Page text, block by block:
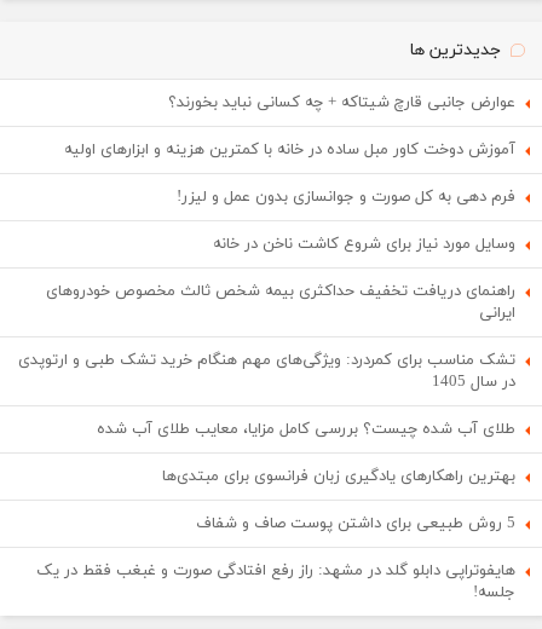
جدیدترین ها
عوارض جانبی قارچ شیتاکه + چه کسانی نباید بخورند؟
آموزش دوخت کاور مبل ساده در خانه با کمترین هزینه و ابزارهای اولیه
فرم دهی به کل صورت و جوانسازی بدون عمل و لیزر!
وسایل مورد نیاز برای شروع کاشت ناخن در خانه
راهنمای دریافت تخفیف حداکثری بیمه شخص ثالث مخصوص خودروهای
ایرانی
تشک مناسب برای کمردرد: ویژگی‌های مهم هنگام خرید تشک طبی و ارتوپدی
در سال 1405
طلای آب شده چیست؟ بررسی کامل مزایا، معایب طلای آب شده
بهترین راهکارهای یادگیری زبان فرانسوی برای مبتدی‌ها
5 روش طبیعی برای داشتن پوست صاف و شفاف
هایفوتراپی دابلو گلد در مشهد: راز رفع افتادگی صورت و غبغب فقط در یک
جلسه!